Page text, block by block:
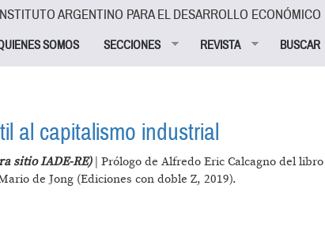
ARGENTINO PARA EL DESARROLLO ECONÓMICO
SOMOS SECCIONES REVISTA BUSCAR
al capitalismo industrial
sitio IADE-RE) | Prólogo de Alfredo Eric Calcagno del
de Jong (Ediciones con doble Z, 2019).